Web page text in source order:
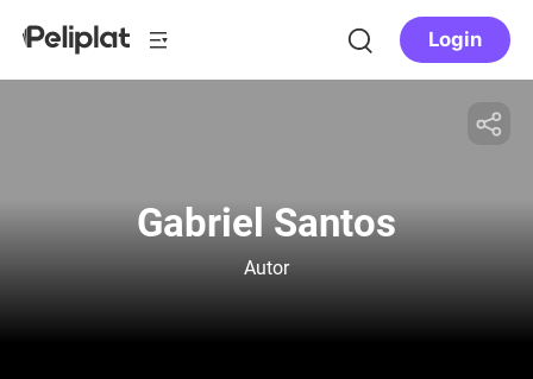
Login
Gabriel Santos
Autor